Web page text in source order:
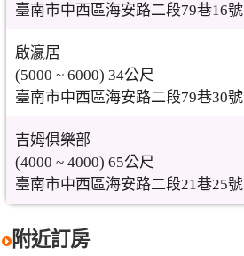
臺南市中西區海安路二段79巷16號
啟瀛居
(5000 ~ 6000) 34公尺
臺南市中西區海安路二段79巷30號
吉姆俱樂部
(4000 ~ 4000) 65公尺
臺南市中西區海安路二段21巷25號
附近訂房